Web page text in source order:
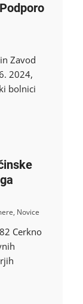
Zavod
2024,
bolnici
, Novice
Cerkno